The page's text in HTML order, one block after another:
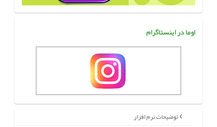
اوما در اینستاگرام
توضیحات نرم افزار